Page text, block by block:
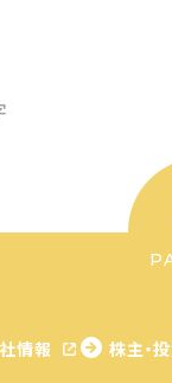
情報 株主・